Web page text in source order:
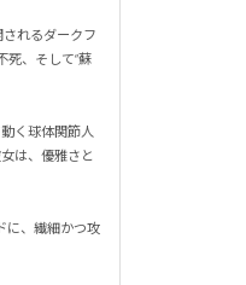
されるダークフ
死、そして“蘇
く球体関節人
は、優雅さと
に、繊細かつ攻